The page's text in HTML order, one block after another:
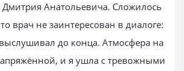
Анатольевича. Сложилось
врач не заинтересован в диалоге:
до конца. Атмосфера на
и я ушла с тревожными